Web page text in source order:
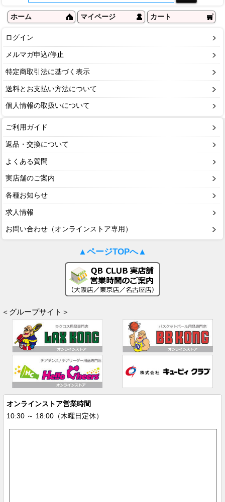
ホーム マイページ カート
ログイン
メルマガ申込/停止
特定商取引法に基づく表示
送料とお支払い方法について
個人情報の取扱いについて
ご利用ガイド
返品・交換について
よくある質問
実店舗のご案内
各種お知らせ
求人情報
お問い合わせ（オンラインストア専用）
▲ページTOPへ▲
＜グループサイト＞
オンラインストア営業時間
10:30 ～ 18:00（木曜日定休）